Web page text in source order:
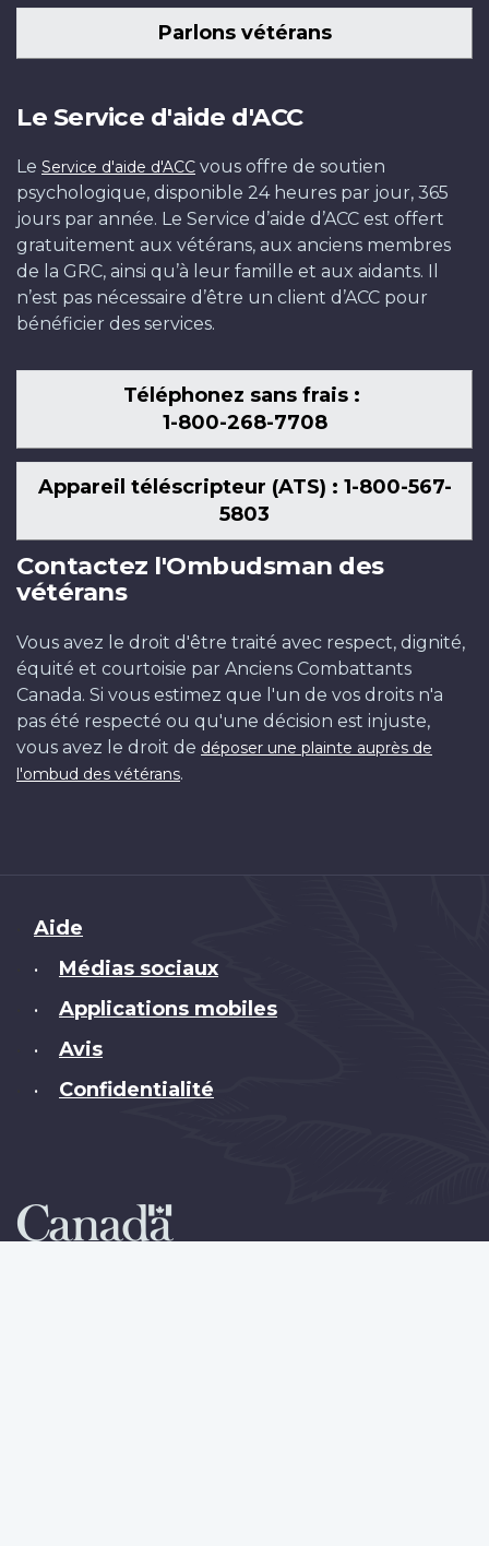
Parlons vétérans
Le Service d'aide d'ACC
Le Service d'aide d'ACC vous offre de soutien
psychologique, disponible 24 heures par jour, 365
jours par année. Le Service d’aide d’ACC est offert
gratuitement aux vétérans, aux anciens membres
de la GRC, ainsi qu’à leur famille et aux aidants. Il
n’est pas nécessaire d’être un client d’ACC pour
bénéficier des services.
Téléphonez sans frais :
1-800-268-7708
Appareil téléscripteur (ATS) : 1-800-567-
5803
Contactez l'Ombudsman des
vétérans
Vous avez le droit d'être traité avec respect, dignité,
équité et courtoisie par Anciens Combattants
Canada. Si vous estimez que l'un de vos droits n'a
pas été respecté ou qu'une décision est injuste,
vous avez le droit de déposer une plainte auprès de
l'ombud des vétérans.
Brand
Aide
• Médias sociaux
• Applications mobiles
• Avis
• Confidentialité